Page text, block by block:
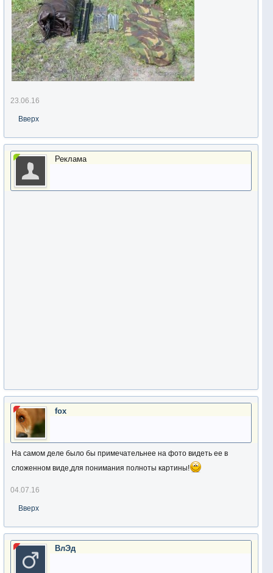
23.06.16
Вверх
Реклама
fox
На самом деле было бы примечательнее на фото видеть ее в
сложенном виде,для понимания полноты картины!
04.07.16
Вверх
ВлЭд